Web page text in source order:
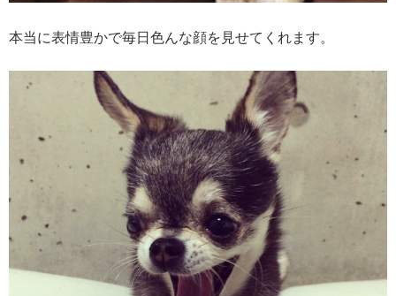
本当に表情豊かで毎日色んな顔を見せてくれます。